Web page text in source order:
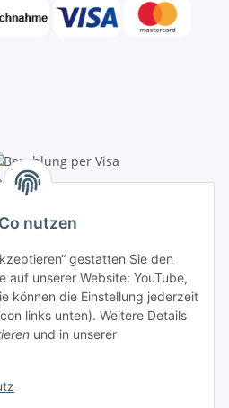
nutzen
gestatten Sie den
auf unserer Website: YouTube,
können die Einstellung jederzeit
links unten). Weitere Details
und in unserer
46